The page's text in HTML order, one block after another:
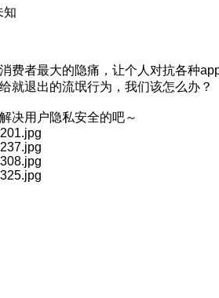
知
费者最大的隐痛，让个人对抗各种
就退出的流氓行为，我们该怎么办？
决用户隐私安全的吧～